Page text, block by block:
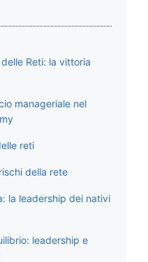
Reti: la vittoria
manageriale nel
reti
della rete
la leadership dei nativi
leadership e